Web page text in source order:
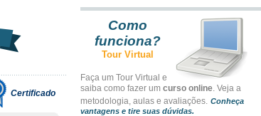
Certificado
Como
funciona?
Tour Virtual
Faça um Tour Virtual e
saiba como fazer um curso online. Veja a
metodologia, aulas e avaliações. Conheça
vantagens e tire suas dúvidas.